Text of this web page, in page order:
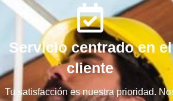
Servicio centrado en el
cliente
Tu satisfacción es nuestra prioridad.